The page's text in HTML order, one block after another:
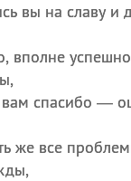
вы на славу и
вполне
вам спасибо —
же все
07.08
07.08
ИМЕНА